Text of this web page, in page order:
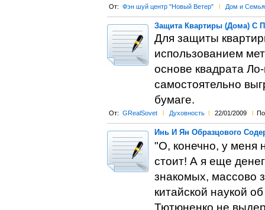
От: Фэн шуй центр "Новый Ветер" l Дом и Семья
Защита Квартиры (Дома) С
Для защиты
использованием
основе квадрата
самостоятельно
бумаге.
От: GRealSovet l Духовность l 22/01/2009 l
Инь И Ян Образцового
"О, конечно, у меня
стоит! А я еще
знакомых, массово
китайской наукой
Тютюненко не